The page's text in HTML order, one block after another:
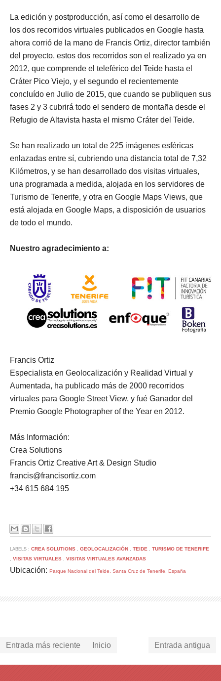
La edición y postproducción, así como el desarrollo de
los dos recorridos virtuales publicados en Google hasta
ahora corrió de la mano de Francis Ortiz, director también
del proyecto, estos dos recorridos son el realizado ya en
2012, que comprende el teleférico del Teide hasta el
Cráter Pico Viejo, y el segundo el recientemente
concluído en Julio de 2015, que cuando se publiquen sus
fases 2 y 3 cubrirá todo el sendero de montaña desde el
Refugio de Altavista hasta el mismo Cráter del Teide.
Se han realizado un total de 225 imágenes esféricas
enlazadas entre sí, cubriendo una distancia total de 7,32
Kilómetros, y se han desarrollado dos visitas virtuales,
una programada a medida, alojada en los servidores de
Turismo de Tenerife, y otra en Google Maps Views, que
está alojada en Google Maps, a disposición de usuarios
de todo el mundo.
Nuestro agradecimiento a:
Francis Ortiz
Especialista en Geolocalización y Realidad Virtual y
Aumentada, ha publicado más de 2000 recorridos
virtuales para Google Street View, y fué Ganador del
Premio Google Photographer of the Year en 2012.
Más Información:
Crea Solutions
Francis Ortiz Creative Art & Design Studio
francis@francisortiz.com
+34 615 684 195
LABELS : CREA SOLUTIONS , GEOLOCALIZACIÓN , TEIDE , TURISMO DE TENERIFE
, VISITAS VIRTUALES , VISITAS VIRTUALES AVANZADAS
Ubicación: Parque Nacional del Teide, Santa Cruz de Tenerife, España
Entrada más reciente Entrada antigua
Inicio